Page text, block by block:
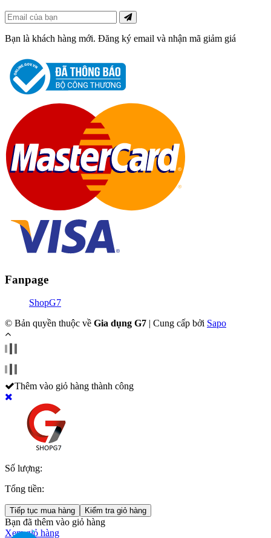
Bạn là khách hàng mới. Đăng ký email và nhận mã giảm giá
Fanpage
ShopG7
© Bản quyền thuộc về Gia dụng G7 | Cung cấp bởi Sapo
Thêm vào giỏ hàng thành công
Số lượng:
Tổng tiền:
Tiếp tục mua hàng Kiểm tra giỏ hàng
Bạn đã thêm vào giỏ hàng
Xem giỏ hàng